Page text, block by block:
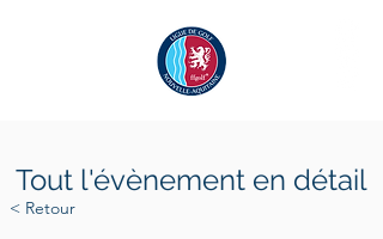
Tout l'évènement en détail
< Retour